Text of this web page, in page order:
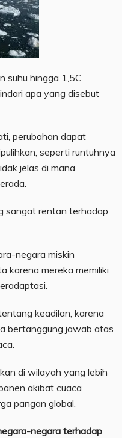
suhu hingga 1,5C
apa yang disebut
perubahan dapat
seperti runtuhnya
jelas di mana
sangat rentan terhadap
negara miskin
karena mereka memiliki
keadilan, karena
bertanggung jawab atas
di wilayah yang lebih
akibat cuaca
pangan global.
negara terhadap